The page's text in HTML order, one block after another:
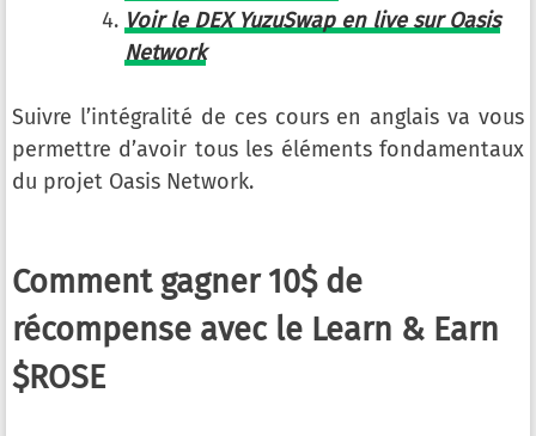
Voir le DEX YuzuSwap en live sur Oasis
Network
Suivre l’intégralité de ces cours en anglais va vous
permettre d’avoir tous les éléments fondamentaux
du projet Oasis Network.
Comment gagner 10$ de
récompense avec le Learn & Earn
$ROSE